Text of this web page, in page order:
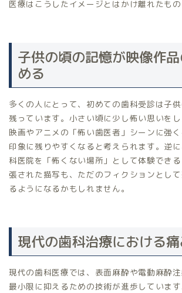
医療はこうしたイメージとはかけ離れたもの
子供の頃の記憶が映像作
める
多くの人にとって、初めての歯科受診は子
残っています。小さい頃に少し怖い思いをし
映画やアニメの「怖い歯医者」シーンに強く
印象に残りやすくなると考えられます。逆
科医院を「怖くない場所」として体験でき
張された描写も、ただのフィクションとし
るようになるかもしれません。
現代の歯科治療における
現代の歯科医療では、表面麻酔や電動麻酔
最小限に抑えるための技術が進歩していま